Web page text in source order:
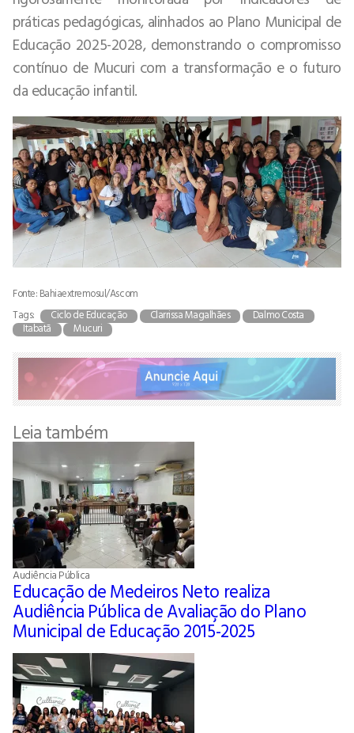
práticas pedagógicas, alinhados ao Plano Municipal de
Educação 2025-2028, demonstrando o compromisso
contínuo de Mucuri com a transformação e o futuro
da educação infantil.
Fonte: Bahiaextremosul/Ascom
Tags:
Ciclo de Educação Clarrissa Magalhães
Dalmo Costa
Itabatã
Mucuri
Leia também
Audiência Pública
Educação de Medeiros Neto realiza
Audiência Pública de Avaliação do Plano
Municipal de Educação 2015-2025